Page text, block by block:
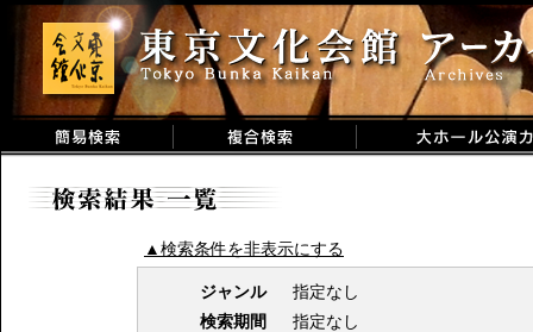
▲検索条件を非表示にする
ジャンル
指定なし
検索期間
指定なし